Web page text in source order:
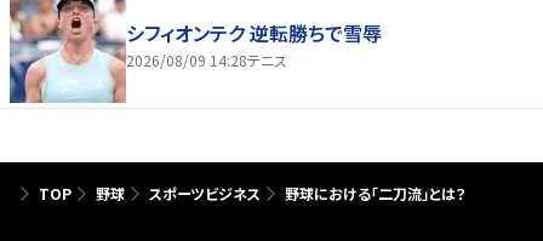
シフィオンテク 逆転勝ちで雪辱
2026/08/09 14:28テニス
TOP 野球 スポーツビジネス 野球における「二刀流」とは？